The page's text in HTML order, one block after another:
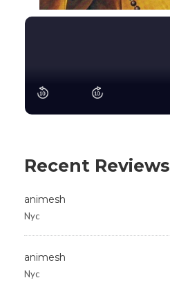
Recent Reviews
animesh
Nyc
animesh
Nyc